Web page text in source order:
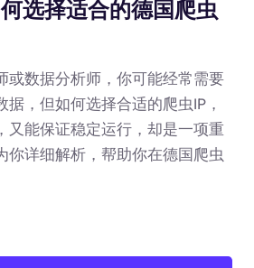
选择适合的德国爬虫
或数据分析师，你可能经常需要
据，但如何选择合适的爬虫IP，
又能保证稳定运行，却是一项重
你详细解析，帮助你在德国爬虫